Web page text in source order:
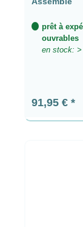
prêt à
ouvrables
en stock:
Prix
91,95 €